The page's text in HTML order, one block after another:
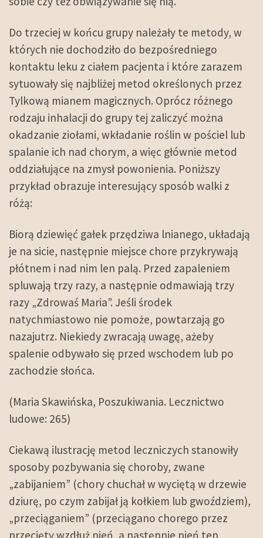
Do trzeciej w końcu grupy należały te metody, w
których nie dochodziło do bezpośredniego
kontaktu leku z ciałem pacjenta i które zarazem
sytuowały się najbliżej metod określonych przez
Tylkową mianem magicznych. Oprócz różnego
rodzaju inhalacji do grupy tej zaliczyć można
okadzanie ziołami, wkładanie roślin w pościel lub
spalanie ich nad chorym, a więc głównie metod
oddziałujące na zmysł powonienia. Poniższy
przykład obrazuje interesujący sposób walki z
różą:
Biorą dziewięć gałek przędziwa lnianego, układają
je na sicie, następnie miejsce chore przykrywają
płótnem i nad nim len palą. Przed zapaleniem
spluwają trzy razy, a następnie odmawiają trzy
razy „Zdrowaś Maria”. Jeśli środek
natychmiastowo nie pomoże, powtarzają go
nazajutrz. Niekiedy zwracają uwagę, ażeby
spalenie odbywało się przed wschodem lub po
zachodzie słońca.
(Maria Skawińska, Poszukiwania. Lecznictwo
ludowe: 265)
Ciekawą ilustrację metod leczniczych stanowiły
sposoby pozbywania się choroby, zwane
„zabijaniem” (chory chuchał w wyciętą w drzewie
dziurę, po czym zabijał ją kołkiem lub gwoździem),
„przeciąganiem” (przeciągano chorego przez
przecięty wzdłuż pień, a następnie pień ten